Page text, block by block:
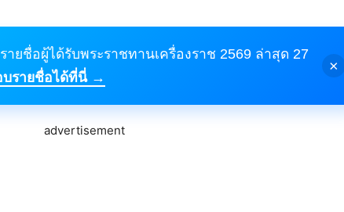
รายชื่อผู้ได้รับพระราชทานเครื่องราช 2569 ล่าสุด 27
บรายชื่อได้ที่นี่ →
×
advertisement